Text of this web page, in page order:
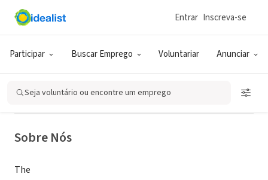
Participar Buscar Emprego Voluntariar Anunciar
Entrar Inscreva-se
Seja voluntário ou encontre um emprego
ONG (SETOR SOCIAL)
Goodwill GoodGuides Serving
Northwest OH and Northeast PA
Erie, PA |www.goodwillerie.org
Sobre Nós
The